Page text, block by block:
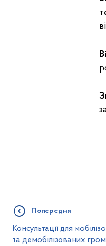
Попередня
Консультації для
та демобілізованих